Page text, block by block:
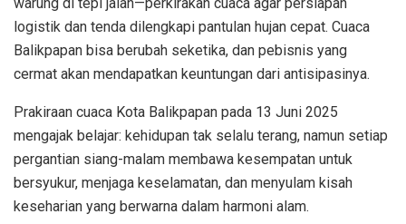
logistik dan tenda dilengkapi pantulan hujan cepat. Cuaca
Balikpapan bisa berubah seketika, dan pebisnis yang
cermat akan mendapatkan keuntungan dari antisipasinya.
Prakiraan cuaca Kota Balikpapan pada 13 Juni 2025
mengajak belajar: kehidupan tak selalu terang, namun setiap
pergantian siang-malam membawa kesempatan untuk
bersyukur, menjaga keselamatan, dan menyulam kisah
keseharian yang berwarna dalam harmoni alam.